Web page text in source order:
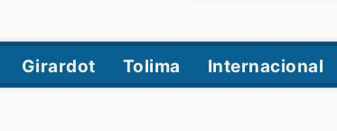
Girardot Tolima Internacional